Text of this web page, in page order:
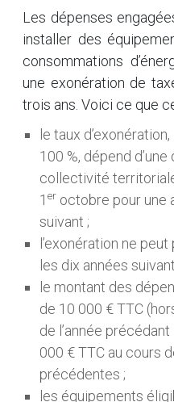
Les dépenses
installer des
consommations
une exonération de
trois ans. Voici ce que
le taux
100 %, dépend
collectivité
1 er octobre pour une
suivant ;
l’exonération ne
les dix années
le montant des
de 10 000 € TTC
de l’année
000 € TTC au cours
précédentes ;
les équipements